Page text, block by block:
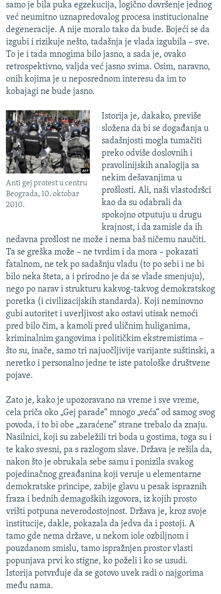
samo je bila puka egzekucija, logično dovršenje jednog
već neumitno uznapredovalog procesa institucionalne
degeneracije. A nije moralo tako da bude. Bojeći se da
izgubi i rizikuje nešto, tadašnja je vlada izgubila – sve.
To je i tada mnogima bilo jasno, a sada je, ovako
retrospektivno, valjda već jasno svima. Osim, naravno,
onih kojima je u neposrednom interesu da im to
kobajagi ne bude jasno.
Anti gej protest u centru
Beograda, 10. oktobar
2010.
Istorija je, dakako, previše
složena da bi se događanja u
sadašnjosti mogla tumačiti
preko odviše doslovnih i
pravolinijskih analogija sa
nekim dešavanjima u
prošlosti. Ali, naši vlastodršci
kao da su odabrali da
spokojno otputuju u drugu
krajnost, i da zamisle da ih
nedavna prošlost ne može i nema baš ničemu naučiti.
Ta se greška može – ne tvrdim i da mora – pokazati
fatalnom, ne tek po sadašnju vladu (to po sebi i ne bi
bilo neka šteta, a i prirodno je da se vlade smenjuju),
nego po narav i strukturu kakvog-takvog demokratskog
poretka (i civilizacijskih standarda). Koji neminovno
gubi autoritet i uverljivost ako ostavi utisak nemoći
pred bilo čim, a kamoli pred uličnim huliganima,
kriminalnim gangovima i političkim ekstremistima –
što su, inače, samo tri najuočljivije varijante suštinski, a
neretko i personalno jedne te iste patološke društvene
pojave.
Zato je, kako je upozoravano na vreme i sve vreme,
cela priča oko „Gej parade“ mnogo „veća“ od samog svog
povoda, i to bi obe „zaraćene“ strane trebalo da znaju.
Nasilnici, koji su zabeležili tri boda u gostima, toga su i
te kako svesni, pa s razlogom slave. Država je rešila da,
nakon što je obrukala sebe samu i ponizila svakog
pojedinačnog greađanina koji veruje u elementarne
demokratske principe, zabije glavu u pesak ispraznih
fraza i bednih demagoških izgovora, iz kojih prosto
vrišti potpuna neverodostojnost. Država je, kroz svoje
institucije, dakle, pokazala da jedva da i postoji. A
tamo gde nema države, u nekom iole ozbiljnom i
pouzdanom smislu, tamo ispražnjen prostor vlasti
popunjava prvi ko stigne, ko poželi i ko se usudi.
Istorija potvrđuje da se gotovo uvek radi o najgorima
među nama.